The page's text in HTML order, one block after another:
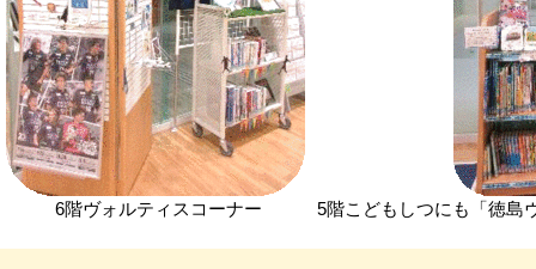
6階ヴォルティスコーナー 5階こどもしつにも「徳島